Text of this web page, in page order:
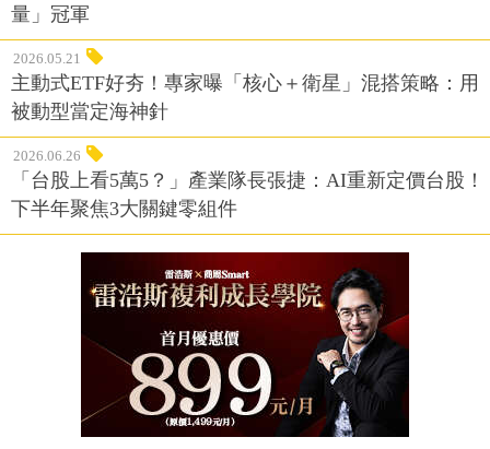
量」冠軍
2026.05.21
主動式ETF好夯！專家曝「核心＋衛星」混搭策略：用
被動型當定海神針
2026.06.26
「台股上看5萬5？」產業隊長張捷：AI重新定價台股！
下半年聚焦3大關鍵零組件